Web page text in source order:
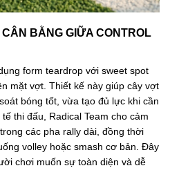
BẰNG GIỮA CONTROL
form teardrop với sweet spot
mặt vợt. Thiết kế này giúp cây vợt
bóng tốt, vừa tạo đủ lực khi cần
thi đấu, Radical Team cho cảm
các pha rally dài, đồng thời
volley hoặc smash cơ bản. Đây
chơi muốn sự toàn diện và dễ